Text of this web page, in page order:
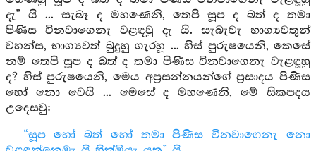
දැ” යි ... සැබෑ ද මහණෙනි, තෙපි සූප ද බත් ද තමා
පිණිස විනවාගෙනැ වළඳවු දැ යි. සැබැවැ භාග්‍යවතුන්
වහන්ස, භාග්‍යවත් බුදුහු ගැරහූ ... හිස් පුරුෂයෙනි, කෙසේ
නම් තෙපි සූප ද බත් ද තමා පිණිස විනවාගෙනැ වැළඳූහු
ද? හිස් පුරුෂයෙනි, මෙය අප්‍රසන්නයන්ගේ ප්‍රසාදය පිණිස
හෝ නො වෙයි ... මෙසේ ද මහණෙනි, මේ සිකපදය
උදෙසවු:
“සූප හෝ බත් හෝ තමා පිණිස විනවාගෙනැ නො